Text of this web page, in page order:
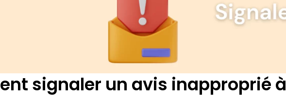
signaler un avis inapproprié à